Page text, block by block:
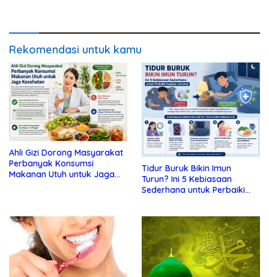
Rekomendasi untuk kamu
Ahli Gizi Dorong Masyarakat
Perbanyak Konsumsi
Makanan Utuh untuk Jaga
Tidur Buruk Bikin Imun
Turun? Ini 5 Kebiasaan
Sederhana untuk Perbaiki